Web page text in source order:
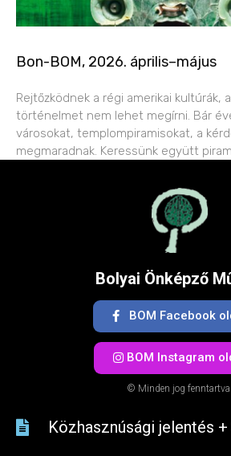
Bon-BOM, 2026. április–május
Rejtőzködnek a régi amerikai kultúrák,
történelmet nem lehet megírni. Bár
városokat, templompiramisokat, a
megmaradnak. Keressünk együtt
Bolyai Önképző
BOM Facebook
BOM Instagram
© Minden jog fenntartva.
Közhasznúsági jelentés